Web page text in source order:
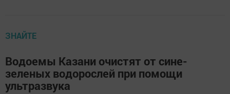
ЗНАЙТЕ
Водоемы Казани очистят от сине-
зеленых водорослей при помощи
ультразвука